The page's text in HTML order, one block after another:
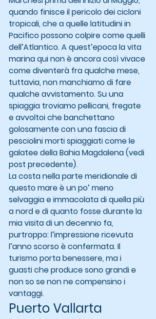
quando finisce il pericolo dei cicloni
tropicali, che a quelle latitudini in
Pacifico possono colpire come quelli
dell’Atlantico. A quest’epoca la vita
marina qui non è ancora così vivace
come diventerà fra qualche mese,
tuttavia, non manchiamo di fare
qualche avvistamento. Su una
spiaggia troviamo pellicani, fregate
e avvoltoi che banchettano
golosamente con una fascia di
pesciolini morti spiaggiati come le
galatee della Bahia Magdalena (vedi
post precedente).
La costa nella parte meridionale di
questo mare è un po’ meno
selvaggia e immacolata di quella più
a nord e di quanto fosse durante la
mia visita di un decennio fa,
purtroppo: l’impressione ricevuta
l’anno scorso è confermata. Il
turismo porta benessere, ma i
guasti che produce sono grandi e
non so se non ne compensino i
vantaggi.
Puerto Vallarta